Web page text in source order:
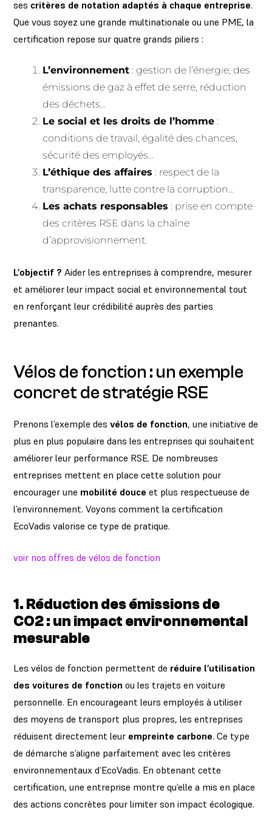
ses critères de notation adaptés à chaque entreprise.
Que vous soyez une grande multinationale ou une PME, la
certification repose sur quatre grands piliers :
L’environnement : gestion de l’énergie, des
émissions de gaz à effet de serre, réduction
des déchets…
Le social et les droits de l’homme :
conditions de travail, égalité des chances,
sécurité des employés…
L’éthique des affaires : respect de la
transparence, lutte contre la corruption…
Les achats responsables : prise en compte
des critères RSE dans la chaîne
d’approvisionnement.
L’objectif ? Aider les entreprises à comprendre, mesurer
et améliorer leur impact social et environnemental tout
en renforçant leur crédibilité auprès des parties
prenantes.
Vélos de fonction : un exemple
concret de stratégie RSE
Prenons l’exemple desvélos de fonction, une initiative de
plus en plus populaire dans les entreprises qui souhaitent
améliorer leur performance RSE. De nombreuses
entreprises mettent en place cette solution pour
encourager une mobilité douce et plus respectueuse de
l’environnement. Voyons comment la certification
EcoVadis valorise ce type de pratique.
voir nos offres de vélos de fonction
1. Réduction des émissions de
CO2: un impact environnemental
mesurable
Les vélos de fonction permettent de réduire l’utilisation
des voitures de fonction ou les trajets en voiture
personnelle. En encourageant leurs employés à utiliser
des moyens de transport plus propres, les entreprises
réduisent directement leur empreinte carbone. Ce type
de démarche s’aligne parfaitement avec les critères
environnementaux d’EcoVadis. En obtenant cette
certification, une entreprise montre qu’elle a mis en place
des actions concrètes pour limiter son impact écologique.